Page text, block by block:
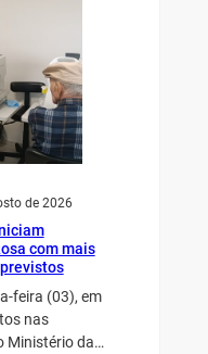
de 2026
com mais
feira (03), em
nas
Ministério da…